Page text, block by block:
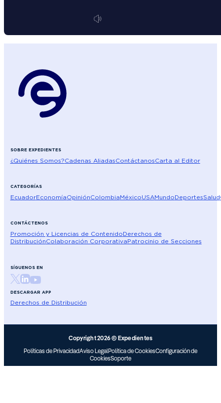
SOBRE EXPEDIENTES
¿Quiénes Somos?Cadenas AliadasContáctanosCarta al Editor
CATEGORÍAS
EcuadorEconomíaOpiniónColombiaMéxicoUSAMundoDeportesSalud
CONTÁCTENOS
Promoción y Licencias de ContenidoDerechos de
DistribuciónColaboración CorporativaPatrocinio de Secciones
SÍGUENOS EN
DESCARGAR APP
Derechos de Distribución
Copyright 2026 © Expedientes
Políticas de PrivacidadAviso LegalPolítica de CookiesConfiguración de
CookiesSoporte